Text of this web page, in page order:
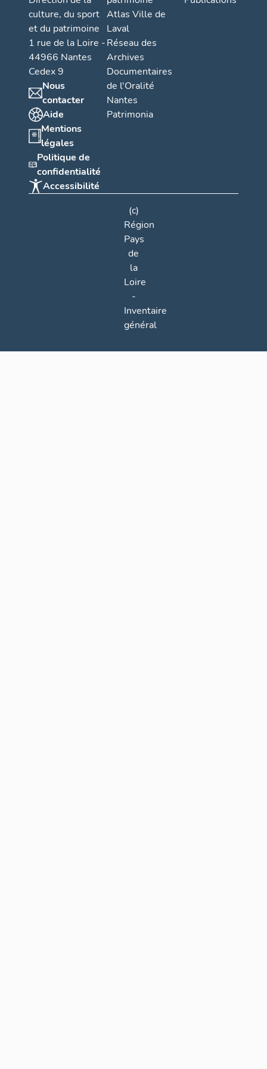
culture, du sport
et du patrimoine
1 rue de la Loire -
44966 Nantes
Cedex 9
Nous
contacter
Aide
Mentions
légales
Politique de
confidentialité
Accessibilité
Atlas Ville de
Laval
Réseau des
Archives
Documentaires
de l'Oralité
Nantes
Patrimonia
(c)
Région
Pays
de
la
Loire
-
Inventaire
général